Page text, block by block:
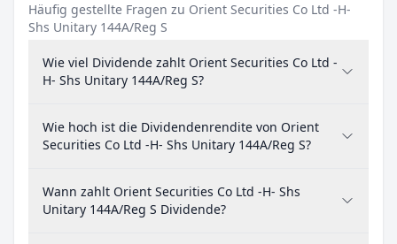
Häufig gestellte Fragen zu Orient Securities Co Ltd -H-
Shs Unitary 144A/Reg S
Wie viel Dividende zahlt Orient Securities Co Ltd -
H- Shs Unitary 144A/Reg S?
Wie hoch ist die Dividendenrendite von Orient
Securities Co Ltd -H- Shs Unitary 144A/Reg S?
Wann zahlt Orient Securities Co Ltd -H- Shs
Unitary 144A/Reg S Dividende?